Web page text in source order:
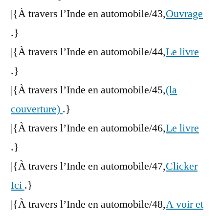
|{À travers l’Inde en automobile/43,Ouvrage
.}
|{À travers l’Inde en automobile/44,Le livre
.}
|{À travers l’Inde en automobile/45,(la
couverture) .}
|{À travers l’Inde en automobile/46,Le livre
.}
|{À travers l’Inde en automobile/47,Clicker
Ici .}
|{À travers l’Inde en automobile/48,A voir et